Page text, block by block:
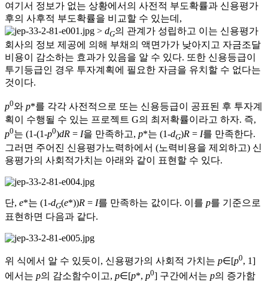
여기서 정보가 없는 상황에서의 사전적 부도확률과 신용평가
후의 사후적 부도확률을 비교할 수 있는데,
> dG의 관계가 성립하고 이는 신용평가
회사의 정보 제공에 의해 부채의 액면가가 낮아지고 자금조달
비용이 감소하는 효과가 있음을 알 수 있다. 또한 신용등급이
투기등급인 경우 투자계획에 필요한 자금을 유치할 수 없다는
것이다.
p0와 p*를 각각 사전적으로 또는 신용등급이 공표된 후 투자계
획이 수행될 수 있는 프로젝트 G의 최저확률이라고 하자. 즉,
p0는 (1-(1-p0)dR = I을 만족하고, p*는 (1-dG)R = I를 만족한다.
그러면 주어진 신용평가노력하에서 (노력비용을 제외하고) 신
용평가의 사회적가치는 아래와 같이 표현할 수 있다.
단, e*는 (1-dG(e*))R = I를 만족하는 값이다. 이를 p를 기준으로
표현하면 다음과 같다.
위 식에서 알 수 있듯이, 신용평가의 사회적 가치는 p∈[p0, 1]
에서는 p의 감소함수이고, p∈[p*, p0] 구간에서는 p의 증가함